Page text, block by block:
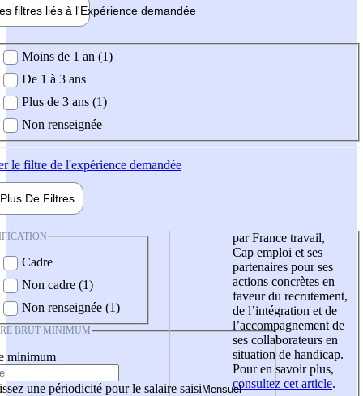
filtres liés à l'Expérience demandée
demandée
Moins de 1 an (1)
De 1 à 3 ans
Plus de 3 ans (1)
Non renseignée
le filtre de l'expérience demandée
Plus De Filtres
Cadre
Non cadre (1)
Non renseignée (1)
BRUT MINIMUM
minimum
une périodicité pour le salaire saisi
par France travail,
Cap emploi et ses
partenaires pour ses
actions concrètes en
faveur du recrutement,
de l’intégration et de
l’accompagnement de
ses collaborateurs en
situation de handicap.
Pour en savoir plus,
consultez cet article.